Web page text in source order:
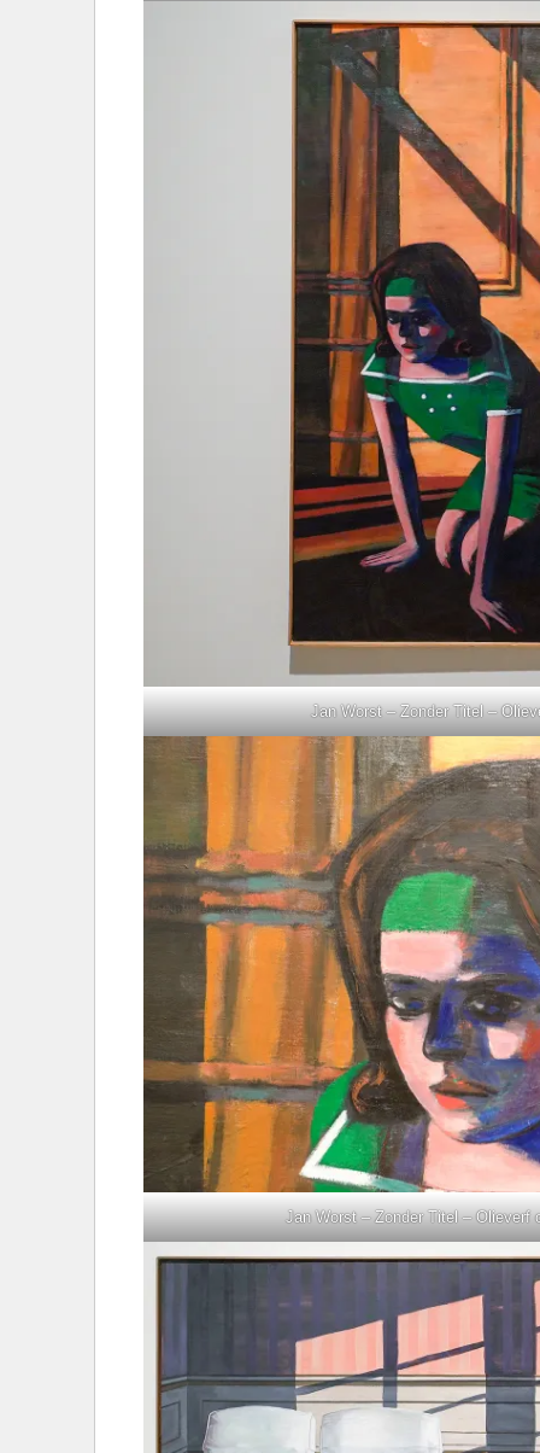
Jan Worst – Zonder Titel –
Jan Worst – Zonder Titel – Olieverf